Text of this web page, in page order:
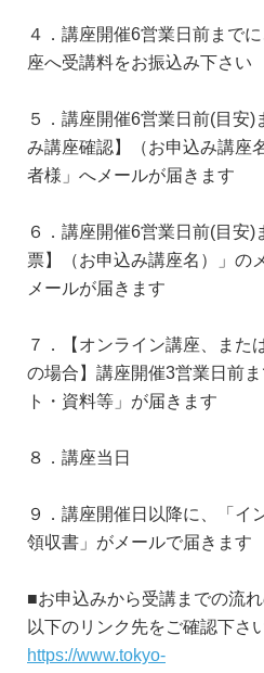
４．講座開催6営業日前まで
座へ受講料をお振込み下さい
５．講座開催6営業日前(目安
み講座確認】（お申込み講座
者様」へメールが届きます
６．講座開催6営業日前(目安
票】（お申込み講座名）」の
メールが届きます
７．【オンライン講座、また
の場合】講座開催3営業日前
ト・資料等」が届きます
８．講座当日
９．講座開催日以降に、「イ
領収書」がメールで届きます
■お申込みから受講までの流
以下のリンク先をご確認下さ
https://www.tokyo-